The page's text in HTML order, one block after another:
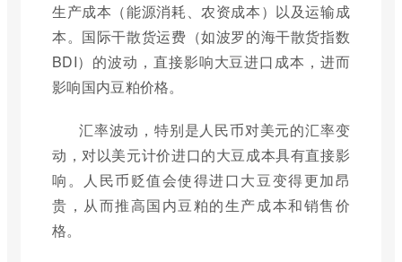
生产成本（能源消耗、农资成本）以及运输成
本。国际干散货运费（如波罗的海干散货指数
BDI）的波动，直接影响大豆进口成本，进而
影响国内豆粕价格。
汇率波动，特别是人民币对美元的汇率变
动，对以美元计价进口的大豆成本具有直接影
响。人民币贬值会使得进口大豆变得更加昂
贵，从而推高国内豆粕的生产成本和销售价
格。